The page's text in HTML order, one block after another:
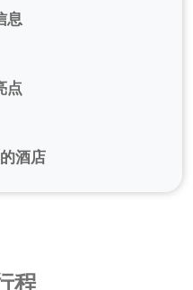
息
使用 TAM 或 AZUL
要签证或护照是否在
点
语
到典型的巴西美食：
酒店
程